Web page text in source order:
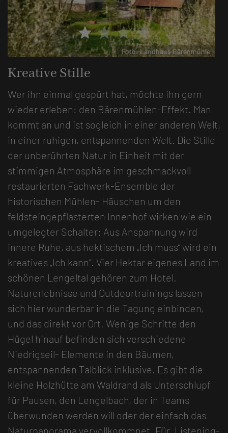
starstarstarstar
Foto: Katharina Jäger
Kreative Stille
Wer ihn einmal gespürt hat, möchte ihn gern
wieder erleben: den Bärenmühlen-Effekt. Man
kommt an und ist sogleich in einer anderen Welt,
in einer ruhigen, entspannenden Welt. Die Stille
der unberührten Natur in Einheit mit der
stimmigen Atmosphäre im geschmackvoll
restaurierten Fachwerk-Ensemble der
historischen Mühlen- Häuschen um den
feldsteingepflasterten Innenhof wirken wie ein
umgelegter Schalter: Aus Anspannung wird
innere Ruhe, aus hektischem „Ich muss“ wird ein
kreatives „Ich kann“. Vier Hektar eigenes Land im
schönen Lengeltal gehören zum Hotel.
Naturerlebnisse und Outdoortrainings lassen
sich hier wunderbar in die Tagung einbinden,
und das direkt vor Ort. Wenige Schritte den
Hügel hinauf befinden sich verschiedene
Niedrigseil- Elemente in den Bäumen,
entspannenden Talblick inklusive. Es gibt die
kleine Holzhütte am Waldrand als Unterschlupf
für Pausen, den Lengelbach, der in Teams
überwunden werden will oder der einfach das
Naturpanorama vervollkommnet. Für „Listening-